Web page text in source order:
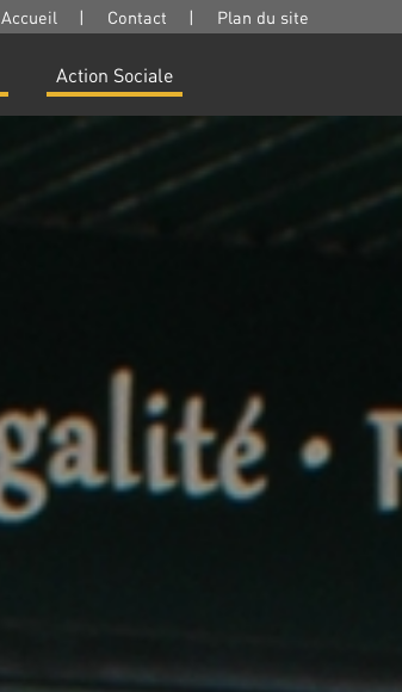
Accueil | Contact | Plan du site
Action Sociale